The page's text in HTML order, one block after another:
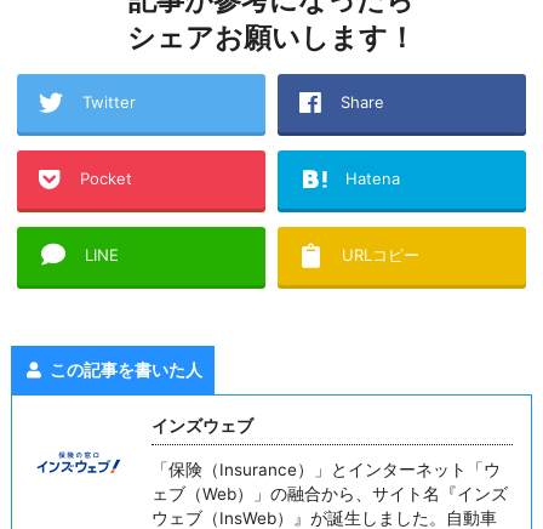
シェアお願いします！
Twitter Share
Pocket Hatena
LINE URLコピー
この記事を書いた人
インズウェブ
「保険（Insurance）」とインターネット「ウ
ェブ（Web）」の融合から、サイト名『インズ
ウェブ（InsWeb）』が誕生しました。自動車